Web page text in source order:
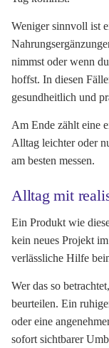
Weniger sinnvoll ist
nimmst oder wenn
hoffst. In diesen
gesundheitlich und
Am Ende zählt eine
Alltag leichter oder
am besten messen.
Alltag mit
Ein Produkt wie
kein neues Projekt
verlässliche Hilfe
Wer das so
beurteilen. Ein
oder eine
sofort sichtbarer